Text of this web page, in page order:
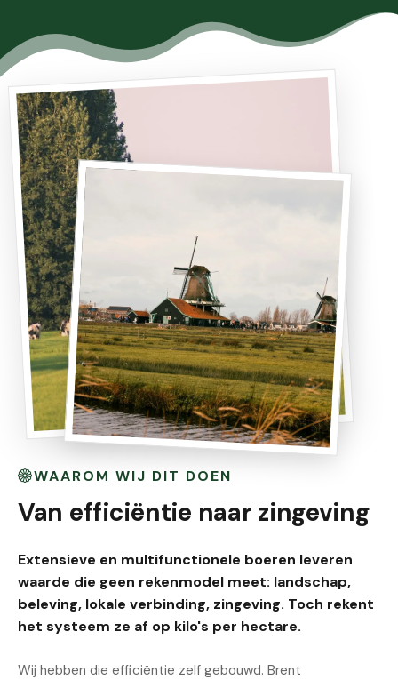
WAAROM WIJ DIT DOEN
Van efficiëntie naar zingeving
Extensieve en multifunctionele boeren leveren
waarde die geen rekenmodel meet: landschap,
beleving, lokale verbinding, zingeving. Toch rekent
het systeem ze af op kilo's per hectare.
Wij hebben die efficiëntie zelf gebouwd. Brent